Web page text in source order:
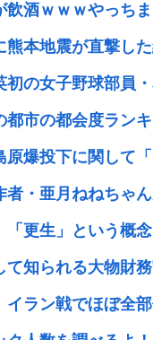
飲酒ｗｗｗやっち
熊本地震が直撃し
初の女子野球部員
都市の都会度ラン
原爆投下に関して
者・亜月ねねちゃ
「更生」という概
て知られる大物財
イラン戦でほぼ全